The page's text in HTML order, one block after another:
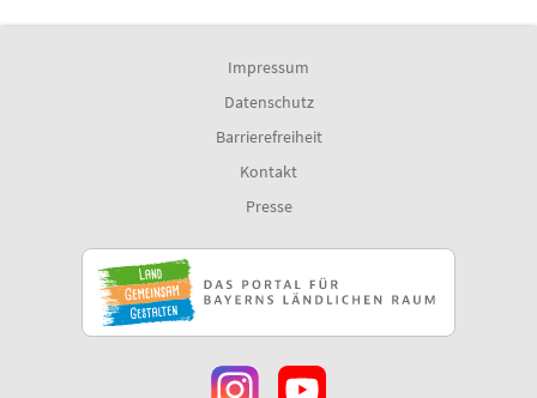
Impressum
Datenschutz
Barrierefreiheit
Kontakt
Presse